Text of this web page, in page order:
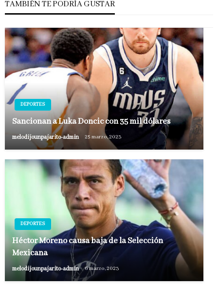
TAMBIÉN TE PODRÍA GUSTAR
DEPORTES
Sancionan a Luka Doncic con 35 mil dólares
melodijounpajarito-admin 25 marzo, 2023
DEPORTES
Héctor Moreno causa baja de la Selección
Mexicana
melodijounpajarito-admin 6 marzo, 2023